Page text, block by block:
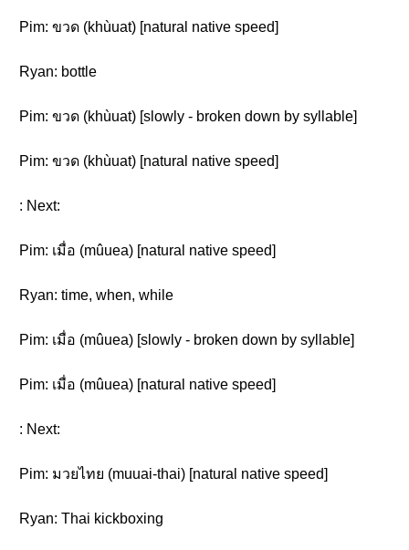
Pim: ขวด (khùuat) [natural native speed]
Ryan: bottle
Pim: ขวด (khùuat) [slowly - broken down by syllable]
Pim: ขวด (khùuat) [natural native speed]
: Next:
Pim: เมื่อ (mûuea) [natural native speed]
Ryan: time, when, while
Pim: เมื่อ (mûuea) [slowly - broken down by syllable]
Pim: เมื่อ (mûuea) [natural native speed]
: Next:
Pim: มวยไทย (muuai-thai) [natural native speed]
Ryan: Thai kickboxing